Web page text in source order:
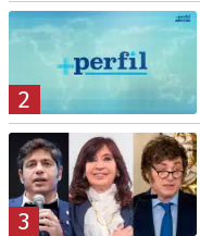
2
3